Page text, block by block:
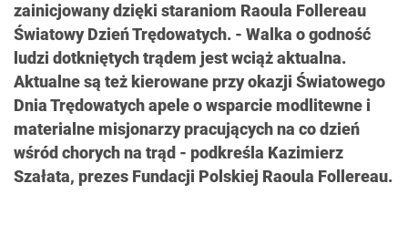
zainicjowany dzięki staraniom Raoula Follereau
Światowy Dzień Trędowatych. - Walka o godność
ludzi dotkniętych trądem jest wciąż aktualna.
Aktualne są też kierowane przy okazji Światowego
Dnia Trędowatych apele o wsparcie modlitewne i
materialne misjonarzy pracujących na co dzień
wśród chorych na trąd - podkreśla Kazimierz
Szałata, prezes Fundacji Polskiej Raoula Follereau.